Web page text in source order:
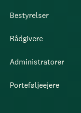
Bestyrelser
Rådgivere
Administratorer
Porteføljeejere